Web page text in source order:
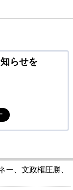
らせを
ー、文政権圧勝、